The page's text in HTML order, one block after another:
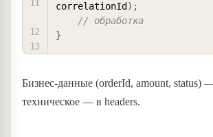
correlationId ) ;
// обработка
}
Бизнес-данные (orderId, amount, status)
техническое — в headers.